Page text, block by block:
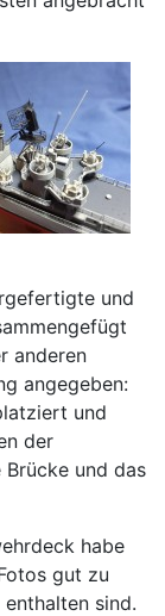
und
anderen
angegeben:
und
der
und das
habe
gut zu
sind.